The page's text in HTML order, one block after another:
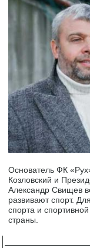
Основатель ФК
Козловский и
Александр Свищев
развивают спорт.
спорта и
страны.